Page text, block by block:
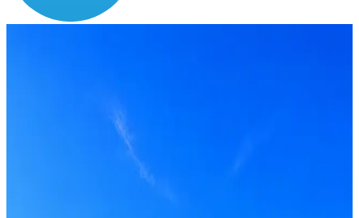
Оффер быстрее с Эйч